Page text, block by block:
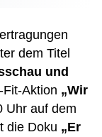
dem Titel
und
Aktion „Wir
Uhr auf dem
die Doku „Er